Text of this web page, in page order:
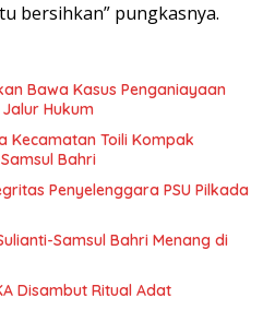
bersihkan” pungkasnya.
Bawa Kasus Penganiayaan
Hukum
Bahri
Penyelenggara PSU Pilkada
Samsul Bahri Menang di
Disambut Ritual Adat